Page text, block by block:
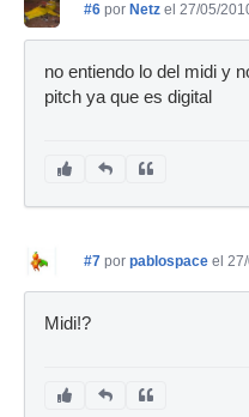
#6 por Netz el 27/05/
no entiendo lo del midi y
pitch ya que es digital
#7 por pablospace el
Midi!?